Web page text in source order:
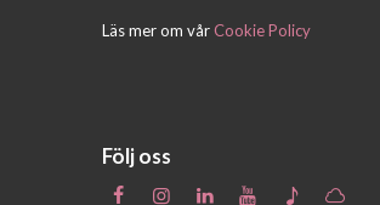
Läs mer om vårCookie Policy
Följ oss